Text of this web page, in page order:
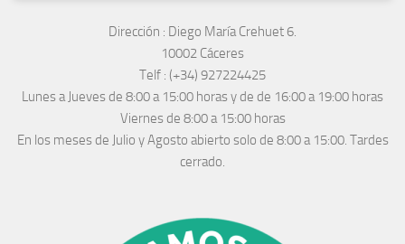
Dirección : Diego María Crehuet 6.
10002 Cáceres
Telf : (+34) 927224425
Lunes a Jueves de 8:00 a 15:00 horas y de de 16:00 a 19:00 horas
Viernes de 8:00 a 15:00 horas
En los meses de Julio y Agosto abierto solo de 8:00 a 15:00. Tardes
cerrado.